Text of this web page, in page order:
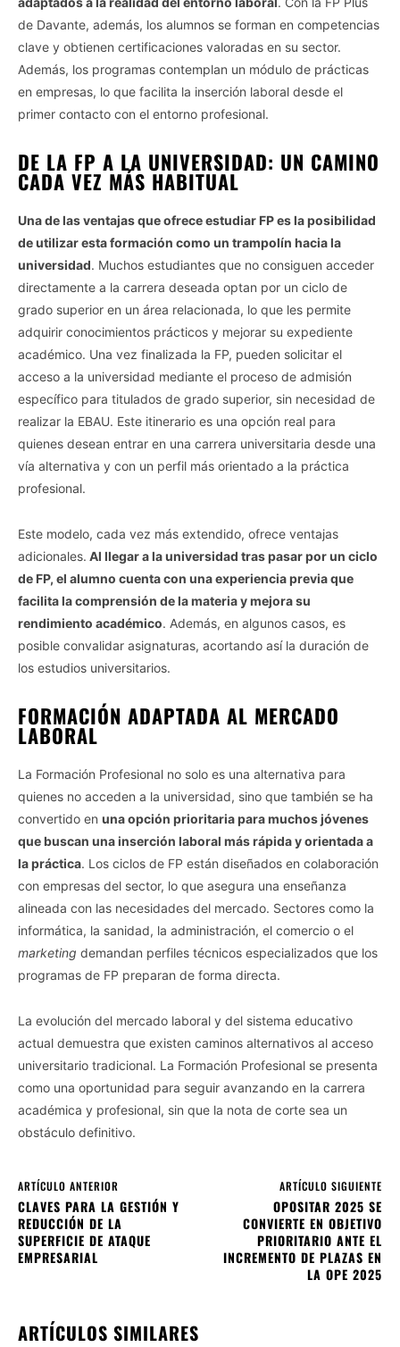
de Davante, además, los alumnos se forman en competencias
clave y obtienen certificaciones valoradas en su sector.
Además, los programas contemplan un módulo de prácticas
en empresas, lo que facilita la inserción laboral desde el
primer contacto con el entorno profesional.
DE LA FP A LA UNIVERSIDAD: UN CAMINO
CADA VEZ MÁS HABITUAL
Una de las ventajas que ofrece estudiar FP es la posibilidad
de utilizar esta formación como un trampolín hacia la
universidad. Muchos estudiantes que no consiguen acceder
directamente a la carrera deseada optan por un ciclo de
grado superior en un área relacionada, lo que les permite
adquirir conocimientos prácticos y mejorar su expediente
académico. Una vez finalizada la FP, pueden solicitar el
acceso a la universidad mediante el proceso de admisión
específico para titulados de grado superior, sin necesidad de
realizar la EBAU. Este itinerario es una opción real para
quienes desean entrar en una carrera universitaria desde una
vía alternativa y con un perfil más orientado a la práctica
profesional.
Este modelo, cada vez más extendido, ofrece ventajas
adicionales. Al llegar a la universidad tras pasar por un ciclo
de FP, el alumno cuenta con una experiencia previa que
facilita la comprensión de la materia y mejora su
rendimiento académico. Además, en algunos casos, es
posible convalidar asignaturas, acortando así la duración de
los estudios universitarios.
FORMACIÓN ADAPTADA AL MERCADO
LABORAL
La Formación Profesional no solo es una alternativa para
quienes no acceden a la universidad, sino que también se ha
convertido en una opción prioritaria para muchos jóvenes
que buscan una inserción laboral más rápida y orientada a
la práctica. Los ciclos de FP están diseñados en colaboración
con empresas del sector, lo que asegura una enseñanza
alineada con las necesidades del mercado. Sectores como la
informática, la sanidad, la administración, el comercio o el
marketing demandan perfiles técnicos especializados que los
programas de FP preparan de forma directa.
La evolución del mercado laboral y del sistema educativo
actual demuestra que existen caminos alternativos al acceso
universitario tradicional. La Formación Profesional se presenta
como una oportunidad para seguir avanzando en la carrera
académica y profesional, sin que la nota de corte sea un
obstáculo definitivo.
ARTÍCULO ANTERIOR
CLAVES PARA LA GESTIÓN Y
REDUCCIÓN DE LA
SUPERFICIE DE ATAQUE
EMPRESARIAL
ARTÍCULO SIGUIENTE
OPOSITAR 2025 SE
CONVIERTE EN OBJETIVO
PRIORITARIO ANTE EL
INCREMENTO DE PLAZAS EN
LA OPE 2025
ARTÍCULOS SIMILARES